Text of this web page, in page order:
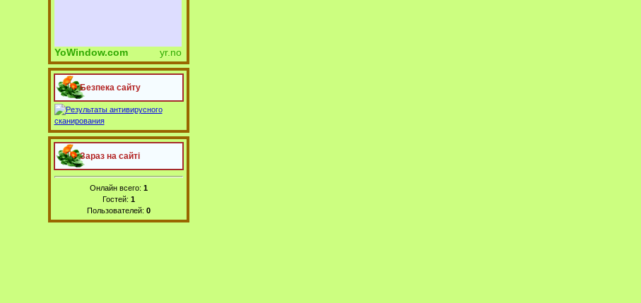
YoWindow.com yr.no
Безпека сайту
Зараз на сайті
Онлайн всего: 1
Гостей: 1
Пользователей: 0